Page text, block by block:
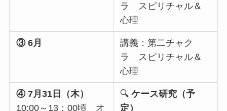
ラ スピリチャル＆
心理
③ 6月
講義：第二チャク
ラ スピリチャル＆
心理
④ 7月31日（木）
10:00～13：00頃 オ
🔍ケース研究（予
定）